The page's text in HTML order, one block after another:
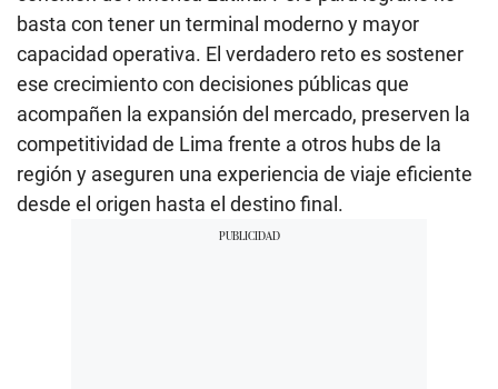
basta con tener un terminal moderno y mayor
capacidad operativa. El verdadero reto es sostener
ese crecimiento con decisiones públicas que
acompañen la expansión del mercado, preserven la
competitividad de Lima frente a otros hubs de la
región y aseguren una experiencia de viaje eficiente
desde el origen hasta el destino final.